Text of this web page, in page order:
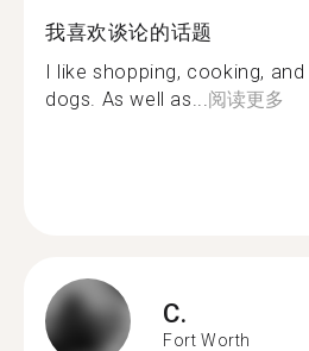
我喜欢谈论的话题
I like shopping, cooking,
dogs. As well as...阅读更多
C.
Fort Worth